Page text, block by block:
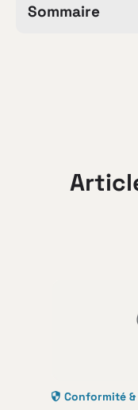
Sommaire
Conformité